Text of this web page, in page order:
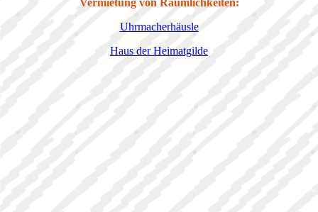
Vermietung von Räumlichkeiten:
Uhrmacherhäusle
Haus der Heimatgilde